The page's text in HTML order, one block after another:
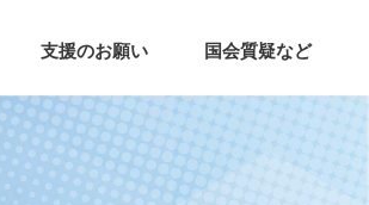
支援のお願い 国会質疑など